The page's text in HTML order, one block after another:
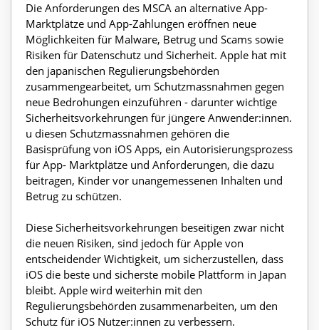
Die Anforderungen des MSCA an alternative App-
Marktplätze und App-Zahlungen eröffnen neue
Möglichkeiten für Malware, Betrug und Scams sowie
Risiken für Datenschutz und Sicherheit. Apple hat mit
den japanischen Regulierungsbehörden
zusammengearbeitet, um Schutzmassnahmen gegen
neue Bedrohungen einzuführen - darunter wichtige
Sicherheitsvorkehrungen für jüngere Anwender:innen.
u diesen Schutzmassnahmen gehören die
Basisprüfung von iOS Apps, ein Autorisierungsprozess
für App- Marktplätze und Anforderungen, die dazu
beitragen, Kinder vor unangemessenen Inhalten und
Betrug zu schützen.
Diese Sicherheitsvorkehrungen beseitigen zwar nicht
die neuen Risiken, sind jedoch für Apple von
entscheidender Wichtigkeit, um sicherzustellen, dass
iOS die beste und sicherste mobile Plattform in Japan
bleibt. Apple wird weiterhin mit den
Regulierungsbehörden zusammenarbeiten, um den
Schutz für iOS Nutzer:innen zu verbessern.